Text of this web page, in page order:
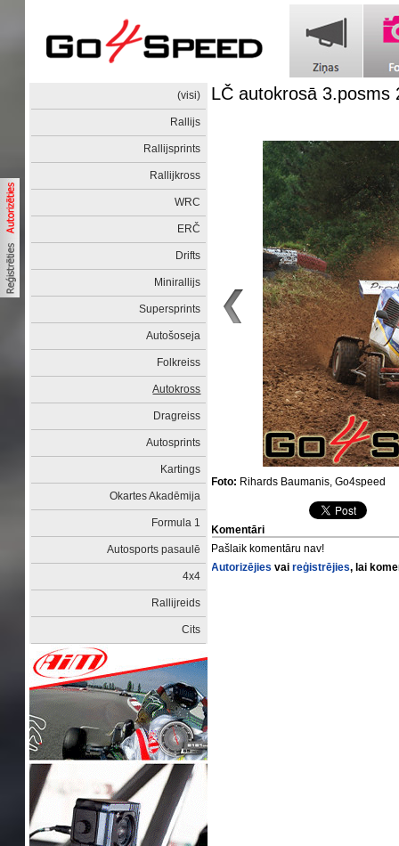
(visi)
Rallijs
Rallijsprints
Rallijkross
WRC
ERČ
Drifts
Minirallijs
Supersprints
Autošoseja
Folkreiss
Autokross
Dragreiss
Autosprints
Kartings
Okartes Akadēmija
Formula 1
Autosports pasaulē
4x4
Rallijreids
Cits
LČ autokrosā 3.posms
Foto: Rihards Baumanis, Go4speed
Komentāri
Pašlaik komentāru nav!
Autorizējies vaireģistrējies, lai